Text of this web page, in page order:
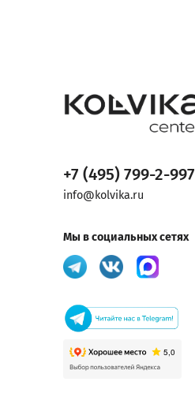
+7 (495) 799-2-997
info@kolvika.ru
Мы в социальных сетях